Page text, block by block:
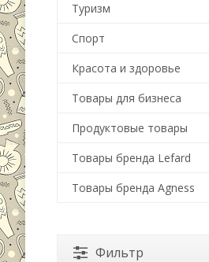
Туризм
Спорт
Красота и здоровье
Товары для бизнеса
Продуктовые товары
Товары бренда Lefard
Товары бренда Agness
Фильтр